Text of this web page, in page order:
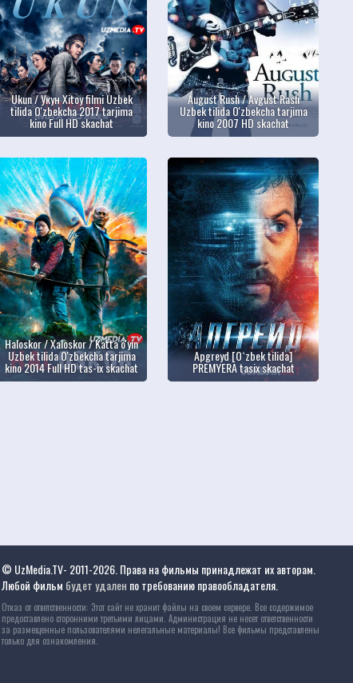
Ukun / Укун Xitoy filmi Uzbek
tilida O'zbekcha 2017 tarjima
kino Full HD skachat
August Rush / Avgust Rash
Uzbek tilida O'zbekcha tarjima
kino 2007 HD skachat
Haloskor / Xaloskor / Katta o'yin
Uzbek tilida O'zbekcha tarjima
kino 2014 Full HD tas-ix skachat
Apgreyd [O`zbek tilida]
PREMYERA tasix skachat
© UzMedia.TV- 2011-2026. Права на фильмы принадлежат их авторам.
Любой фильм будет удален по требованию правообладателя.
Отказ от ответственности: Этот сайт не хранит файлы на своем сервере. Все содержимое
предоставлено сторонними третьими лицами. Администрация не несет ответственности
за размещенные пользователями нелегальные материалы! Все фильмы представлены
только для ознакомления.